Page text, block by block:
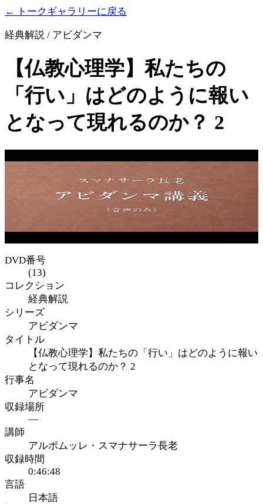
← トークギャラリーに戻る
経典解説 / アビダンマ
【仏教心理学】私たちの
「行い」はどのように報い
となって現れるのか？ 2
DVD番号
(13)
コレクション
経典解説
シリーズ
アビダンマ
タイトル
【仏教心理学】私たちの「行い」はどのように報い
となって現れるのか？ 2
行事名
アビダンマ
収録場所
—
講師
アルボムッレ・スマナサーラ長老
収録時間
0:46:48
言語
日本語